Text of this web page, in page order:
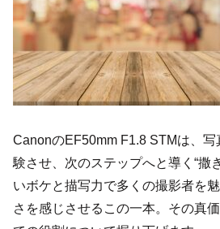
CanonのEF50mm F1.8 STMは、
験させ、次のステップへと導く“撒
いボケと描写力で多くの撮影者を
さを感じさせるこの一本。その真